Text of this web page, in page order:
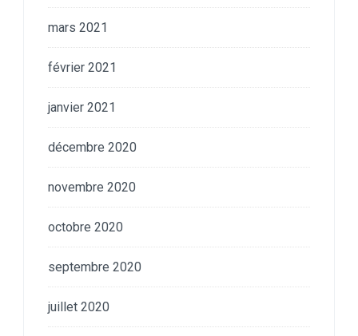
mars 2021
février 2021
janvier 2021
décembre 2020
novembre 2020
octobre 2020
septembre 2020
juillet 2020